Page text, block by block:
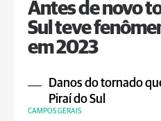
Antes de novo
Sul teve
em 2023
Danos do tornado
Piraí do Sul
CAMPOS GERAIS